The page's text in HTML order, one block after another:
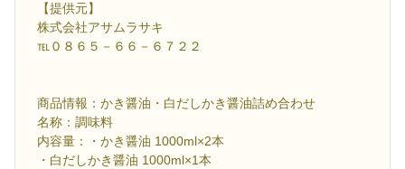
【提供元】
株式会社アサムラサキ
℡０８６５－６６－６７２２
商品情報：かき醤油・白だしかき醤油詰め合わせ
名称：調味料
内容量：・かき醤油 1000ml×2本
・白だしかき醤油 1000ml×1本